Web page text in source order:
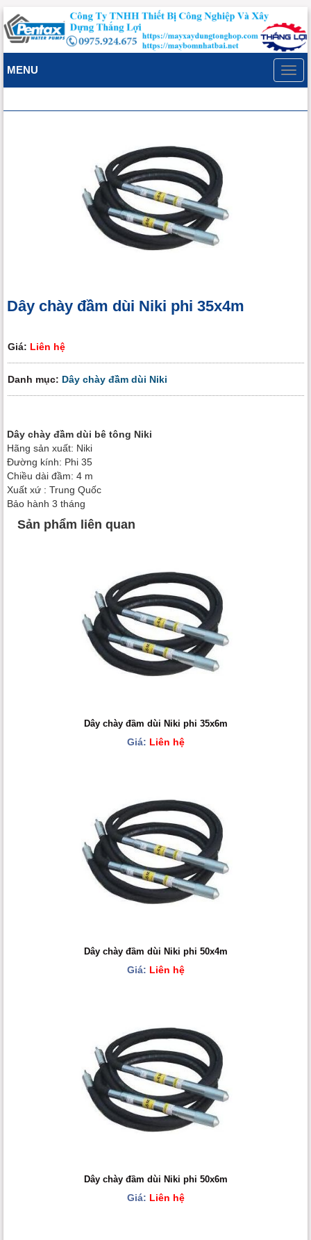
MENU
Dây chày đầm dùi Niki phi 35x4m
Giá: Liên hệ
Danh mục: Dây chày đầm dùi Niki
Dây chày đầm dùi bê tông Niki
Hãng sản xuất: Niki
Đường kính: Phi 35
Chiều dài đầm: 4 m
Xuất xứ : Trung Quốc
Bảo hành 3 tháng
Sản phẩm liên quan
Dây chày đầm dùi Niki phi 35x6m
Giá: Liên hệ
Dây chày đầm dùi Niki phi 50x4m
Giá: Liên hệ
Dây chày đầm dùi Niki phi 50x6m
Giá: Liên hệ